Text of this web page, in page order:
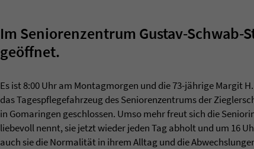
Im Seniorenzentrum Gustav-Schwab-
geöffnet.
Es ist 8:00 Uhr am Montagmorgen und die 73-jährige Margit
das Tagespflegefahrzeug des Seniorenzentrums der
in Gomaringen geschlossen. Umso mehr freut sich die
liebevoll nennt, sie jetzt wieder jeden Tag abholt und um 16
auch sie die Normalität in ihrem Alltag und die